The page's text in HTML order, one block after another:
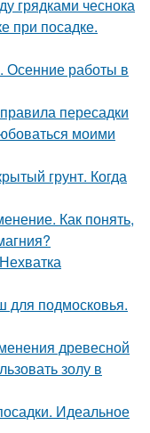
грядками чеснока
при посадке.
Осенние работы в
пересадки
моими
грунт. Когда
Как понять,
для подмосковья.
древесной
золу в
Идеальное